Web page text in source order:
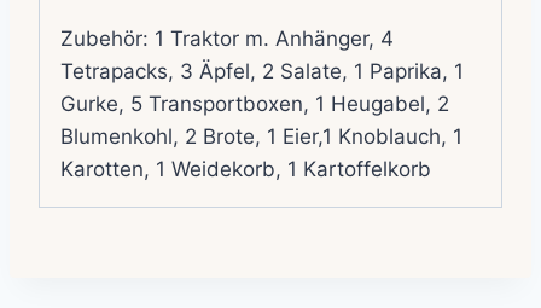
Zubehör: 1 Traktor m. Anhänger, 4
Tetrapacks, 3 Äpfel, 2 Salate, 1 Paprika, 1
Gurke, 5 Transportboxen, 1 Heugabel, 2
Blumenkohl, 2 Brote, 1 Eier,1 Knoblauch, 1
Karotten, 1 Weidekorb, 1 Kartoffelkorb